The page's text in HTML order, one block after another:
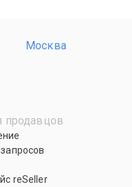
Москва
продавцов
reSeller